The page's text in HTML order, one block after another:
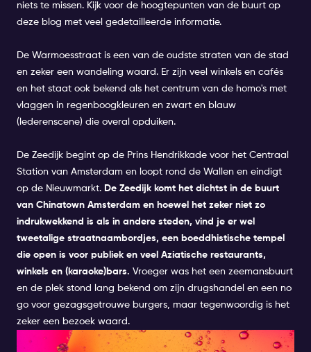
niets te missen. Kijk voor de hoogtepunten van de buurt op
deze blog met veel gedetailleerde informatie.
De Warmoesstraat is een van de oudste straten van de stad
en zeker een wandeling waard. Er zijn veel winkels en cafés
en het staat ook bekend als het centrum van de homo's met
vlaggen in regenboogkleuren en zwart en blauw
(lederenscene) die overal opduiken.
De Zeedijk begint op de Prins Hendrikkade voor het Centraal
Station van Amsterdam en loopt rond de Wallen en eindigt
op de Nieuwmarkt. De Zeedijk komt het dichtst in de buurt
van Chinatown Amsterdam en hoewel het zeker niet zo
indrukwekkend is als in andere steden, vind je er wel
tweetalige straatnaambordjes, een boeddhistische tempel
die open is voor publiek en veel Aziatische restaurants,
winkels en (karaoke)bars. Vroeger was het een zeemansbuurt
en de plek stond lang bekend om zijn drugshandel en een no
go voor gezagsgetrouwe burgers, maar tegenwoordig is het
zeker een bezoek waard.
CHILLEN OP HET WATER